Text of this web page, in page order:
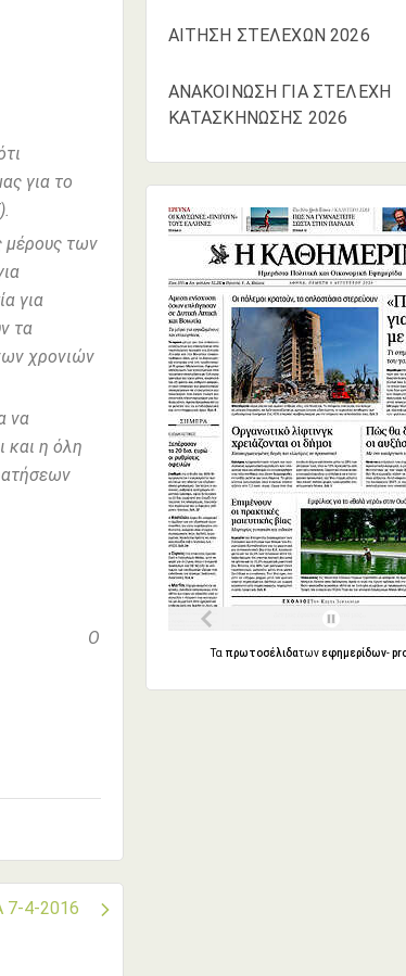
για το
μέρους των
για
τα
χρονιών
να
και η όλη
Ο
7-4-2016
ΑΙΤΗΣΗ ΣΤΕΛΕΧΩΝ 2026
ΑΝΑΚΟΙΝΩΣΗ ΓΙΑ ΣΤΕΛΕΧΗ
ΚΑΤΑΣΚΗΝΩΣΗΣ 2026
Τα πρωτοσέλιδατων εφημερίδων-